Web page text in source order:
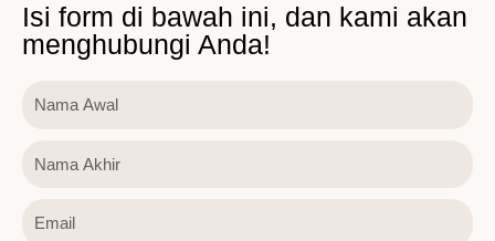
Isi form di bawah ini, dan kami akan
menghubungi Anda!